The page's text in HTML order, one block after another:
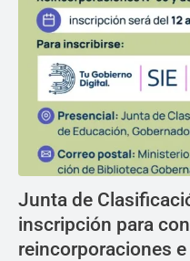
Junta de
inscripción para
reincorporaciones